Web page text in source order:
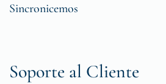
Sincronicemos
Soporte al Cliente